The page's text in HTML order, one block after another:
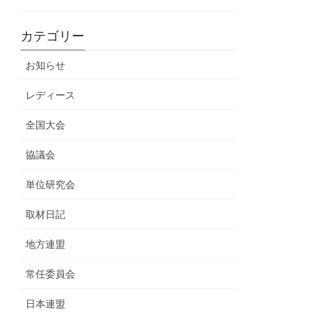
カテゴリー
お知らせ
レディース
全国大会
協議会
単位研究会
取材日記
地方連盟
常任委員会
日本連盟